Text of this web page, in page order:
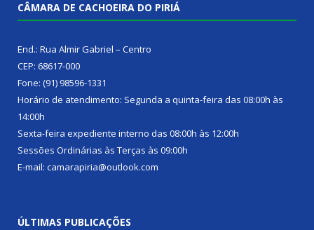
CÂMARA DE CACHOEIRA DO PIRIÁ
End.: Rua Almir Gabriel – Centro
CEP: 68617-000
Fone: (91) 98596-1331
Horário de atendimento: Segunda a quinta-feira das 08:00h às
14:00h
Sexta-feira expediente interno das 08:00h às 12:00h
Sessões Ordinárias às Terças às 09:00h
E-mail: camarapiria@outlook.com
ÚLTIMAS PUBLICAÇÕES